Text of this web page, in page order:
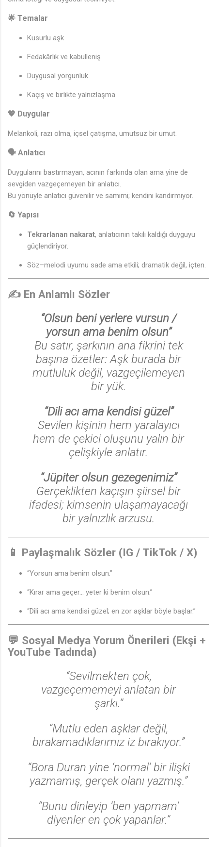
🌟 Temalar
Kusurlu aşk
Fedakârlık ve kabulleniş
Duygusal yorgunluk
Kaçış ve birlikte yalnızlaşma
💖 Duygular
Melankoli, razı olma, içsel çatışma, umutsuz bir umut.
🗣️ Anlatıcı
Duygularını bastırmayan, acının farkında olan ama yine de
sevgiden vazgeçemeyen bir anlatıcı.
Bu yönüyle anlatıcı güvenilir ve samimi; kendini kandırmıyor.
🔄 Yapısı
Tekrarlanan nakarat, anlatıcının takılı kaldığı duyguyu
güçlendiriyor.
Söz–melodi uyumu sade ama etkili; dramatik değil, içten.
✍️ En Anlamlı Sözler
“Olsun beni yerlere vursun /
yorsun ama benim olsun”
Bu satır, şarkının ana fikrini tek
başına özetler: Aşk burada bir
mutluluk değil, vazgeçilemeyen
bir yük.
“Dili acı ama kendisi güzel”
Sevilen kişinin hem yaralayıcı
hem de çekici oluşunu yalın bir
çelişkiyle anlatır.
“Jüpiter olsun gezegenimiz”
Gerçeklikten kaçışın şiirsel bir
ifadesi; kimsenin ulaşamayacağı
bir yalnızlık arzusu.
📱 Paylaşmalık Sözler (IG / TikTok / X)
“Yorsun ama benim olsun.”
“Kırar ama geçer… yeter ki benim olsun.”
“Dili acı ama kendisi güzel; en zor aşklar böyle başlar.”
💬 Sosyal Medya Yorum Önerileri (Ekşi +
YouTube Tadında)
“Sevilmekten çok,
vazgeçememeyi anlatan bir
şarkı.”
“Mutlu eden aşklar değil,
bırakamadıklarımız iz bırakıyor.”
“Bora Duran yine ‘normal’ bir ilişki
yazmamış, gerçek olanı yazmış.”
“Bunu dinleyip ‘ben yapmam’
diyenler en çok yapanlar.”
🎵